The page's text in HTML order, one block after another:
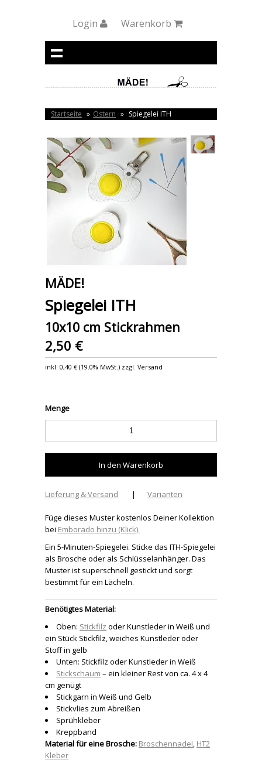
Login Warenkorb
Startseite » Ostern » Spiegelei ITH
MÄDE!
Spiegelei ITH
10x10 cm Stickrahmen
2,50 €
inkl.0,40 € (19.0% MwSt.) zzgl. Versand
Menge
Lieferung & Versand | Varianten
Füge dieses Muster kostenlos Deiner Kollektion
bei Emborado hinzu (Klick).
Ein 5-Minuten-Spiegelei. Sticke das ITH-Spiegelei
als Brosche oder als Schlüsselanhänger. Das
Muster ist superschnell gestickt und sorgt
bestimmt für ein Lächeln.
Benötigtes Material:
Oben: Stickfilz oder Kunstleder in Weiß und
ein Stück Stickfilz, weiches Kunstleder oder
Stoff in gelb
Unten: Stickfilz oder Kunstleder in Weiß
Stickschaum – ein kleiner Rest von ca. 4 x 4
cm genügt
Stickgarn in Weiß und Gelb
Stickvlies zum Abreißen
Sprühkleber
Kreppband
Material für eine Brosche: Broschennadel, HT2
Kleber